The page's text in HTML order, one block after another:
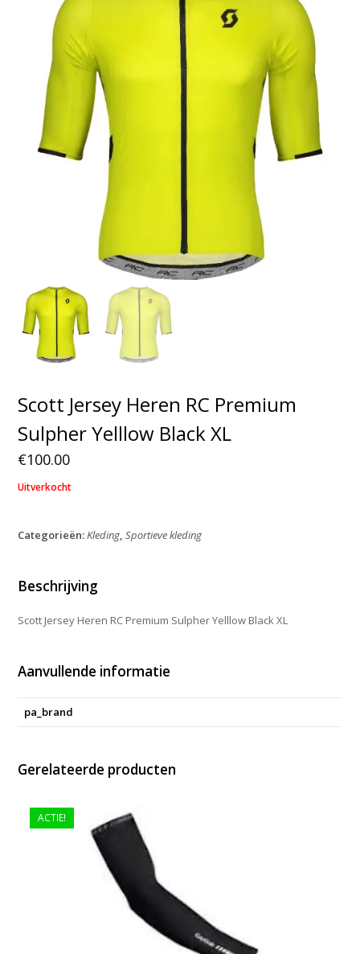
Scott Jersey Heren RC Premium
Sulpher Yelllow Black XL
€100.00
Uitverkocht
Categorieën:Kleding,Sportieve kleding
Beschrijving
Scott Jersey Heren RC Premium Sulpher Yelllow Black XL
Aanvullende informatie
pa_brand
Gerelateerde producten
ACTIE!